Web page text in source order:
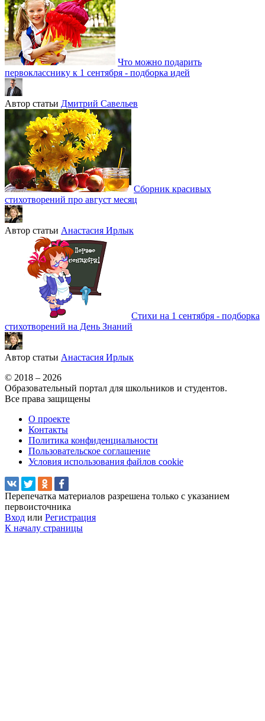
Что можно подарить
первокласснику к 1 сентября - подборка идей
Автор статьи Дмитрий Савельев
Сборник красивых
стихотворений про август месяц
Автор статьи Анастасия Ирлык
Стихи на 1 сентября - подборка
стихотворений на День Знаний
Автор статьи Анастасия Ирлык
© 2018 – 2026
Образовательный портал для школьников и студентов.
Все права защищены
О проекте
Контакты
Политика конфиденциальности
Пользовательское соглашение
Условия использования файлов cookie
Перепечатка материалов разрешена только с указанием
первоисточника
Вход или Регистрация
К началу страницы